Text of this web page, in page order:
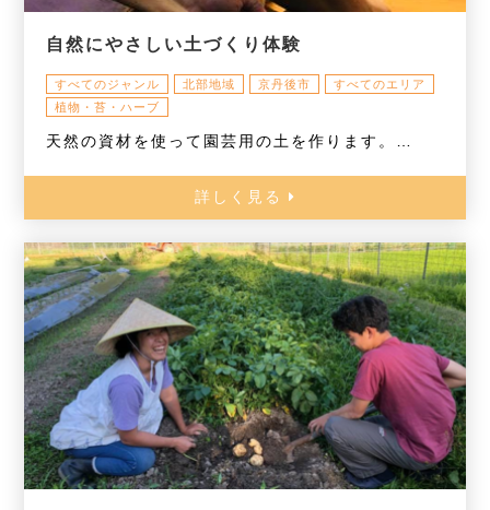
自然にやさしい土づくり体験
すべてのジャンル 北部地域 京丹後市
すべてのエリア
植物・苔・ハーブ
天然の資材を使って園芸用の土を作ります。…
詳しく見る